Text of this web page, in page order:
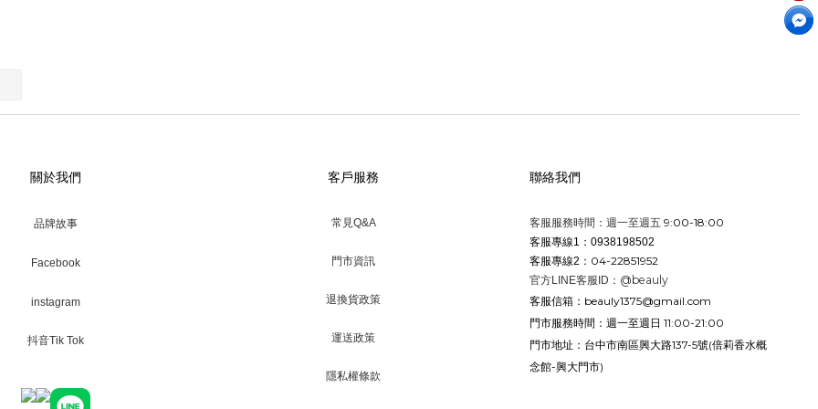
關於我們
品牌故事
Facebook
instagram
抖音Tik Tok
客戶服務
常見Q&A
門市資訊
退換貨政策
運送政策
隱私權條款
聯絡我們
客服服務時間：週一至週五 9:00-18:00
客服專線1：0938198502
客服專線2： 04-22851952
官方LINE客服ID： @beauly
客服信箱： beauly1375@gmail.com
門市服務時間： 週一至週日 11:00-21:00
門市地址： 台中市南區興大路137-5號(倍莉香水概
念館-興大門市)